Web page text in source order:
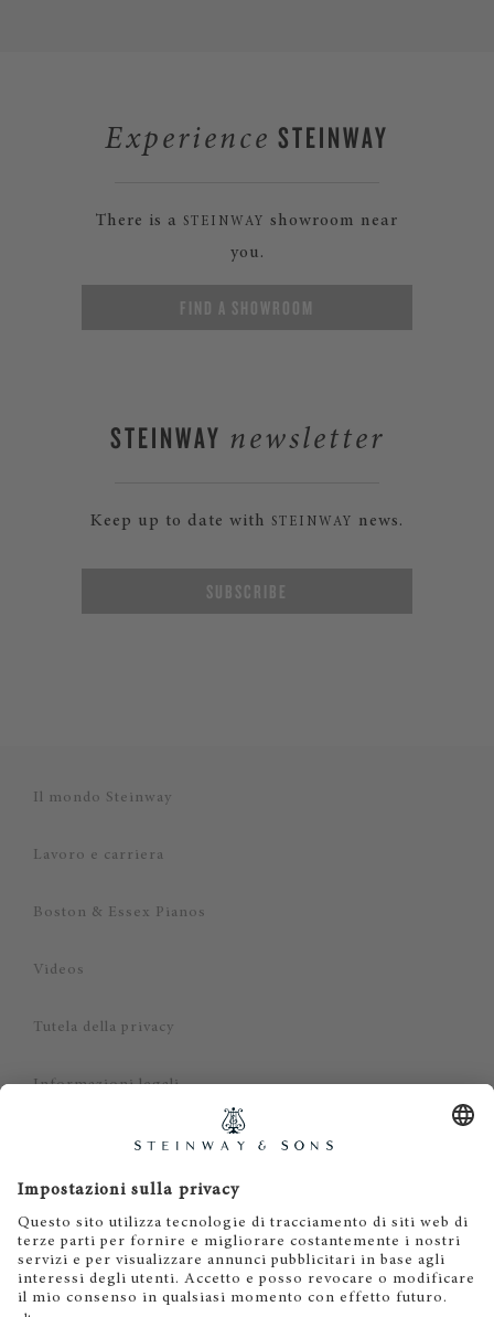
Experience STEINWAY
There is a STEINWAY
showroom near
you.
FIND A SHOWROOM
STEINWAY newsletter
Keep up to date with STEINWAY news.
SUBSCRIBE
Il mondo Steinway
Lavoro e carriera
Boston & Essex Pianos
Videos
Tutela della privacy
Informazioni legali
Dichiarazione di non responsabilità
Cookies
IT EN DE ES FR